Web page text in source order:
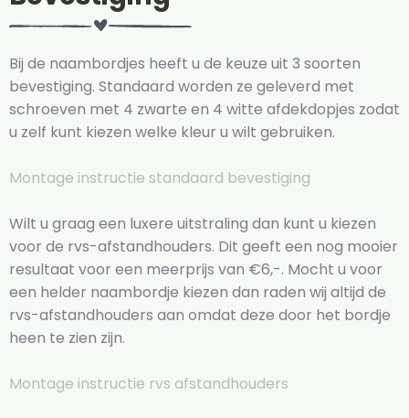
Bij de naambordjes heeft u de keuze uit 3 soorten
bevestiging. Standaard worden ze geleverd met
schroeven met 4 zwarte en 4 witte afdekdopjes zodat
u zelf kunt kiezen welke kleur u wilt gebruiken.
Montage instructie standaard bevestiging
Wilt u graag een luxere uitstraling dan kunt u kiezen
voor de rvs-afstandhouders. Dit geeft een nog mooier
resultaat voor een meerprijs van €6,-. Mocht u voor
een helder naambordje kiezen dan raden wij altijd de
rvs-afstandhouders aan omdat deze door het bordje
heen te zien zijn.
Montage instructie rvs afstandhouders